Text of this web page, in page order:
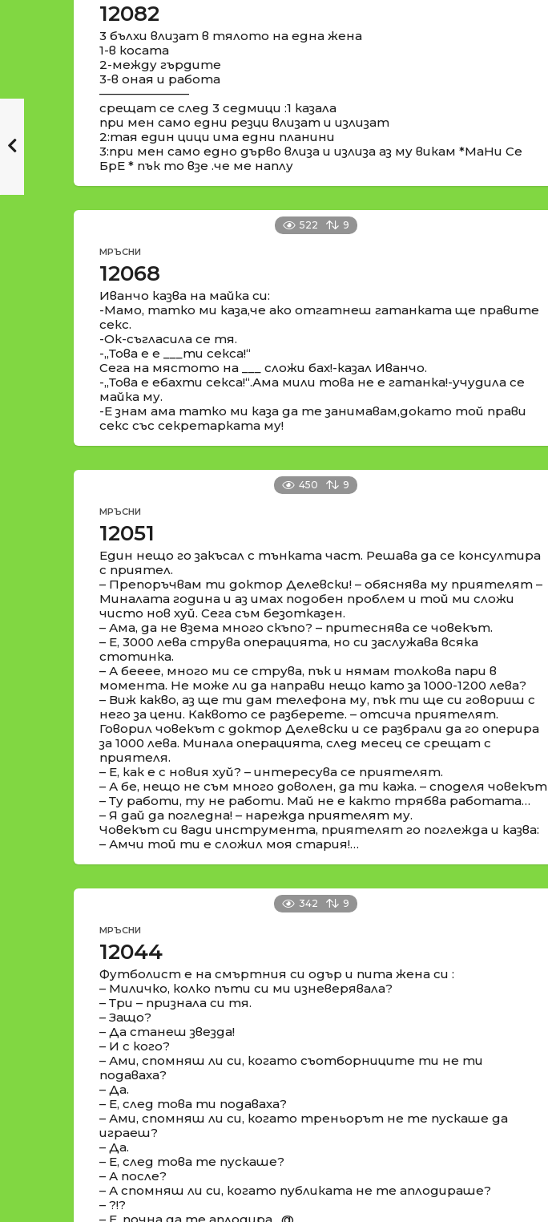
12082
3 бълхи влизат в тялото на една жена
1-в косата
2-между гърдите
3-в оная и работа
––––––––––––––
срещат се след 3 седмици :1 казала
при мен само едни резци влизат и излизат
2:тая един цици има едни планини
3:при мен само едно дърво влиза и излиза аз му викам *МаНи Се
БрЕ * пък то взе .че ме наплу
522 9
МРЪСНИ
12068
Иванчо казва на майка си:
-Мамо, татко ми каза,че ако отгатнеш гатанката ще правите
секс.
-Ок-съгласила се тя.
-,,Това е е ___ти секса!“
Сега на мястото на ___ сложи бах!-казал Иванчо.
-,,Това е ебахти секса!“.Ама мили това не е гатанка!-учудила се
майка му.
-Е знам ама татко ми каза да те занимавам,докато той прави
секс със секретарката му!
450 9
МРЪСНИ
12051
Един нещо го закъсал с тънката част. Решава да се консултира
с приятел.
– Препоръчвам ти доктор Делевски! – обяснява му приятелят –
Миналата година и аз имах подобен проблем и той ми сложи
чисто нов хуй. Сега съм безотказен.
– Ама, да не взема много скъпо? – притеснява се човекът.
– Е, 3000 лева струва операцията, но си заслужава всяка
стотинка.
– А бееее, много ми се струва, пък и нямам толкова пари в
момента. Не може ли да направи нещо като за 1000-1200 лева?
– Виж какво, аз ще ти дам телефона му, пък ти ще си говориш с
него за цени. Каквото се разберете. – отсича приятелят.
Говорил човекът с доктор Делевски и се разбрали да го оперира
за 1000 лева. Минала операцията, след месец се срещат с
приятеля.
– Е, как е с новия хуй? – интересува се приятелят.
– А бе, нещо не съм много доволен, да ти кажа. – споделя човекът
– Ту работи, ту не работи. Май не е както трябва работата…
– Я дай да погледна! – нарежда приятелят му.
Човекът си вади инструмента, приятелят го поглежда и казва:
– Амчи той ти е сложил моя стария!…
342 9
МРЪСНИ
12044
Футболист е на смъртния си одър и пита жена си :
– Миличко, колко пъти си ми изневерявала?
– Три – признала си тя.
– Защо?
– Да станеш звезда!
– И с кого?
– Ами, спомняш ли си, когато съотборниците ти не ти
подаваха?
– Да.
– Е, след това ти подаваха?
– Ами, спомняш ли си, когато треньорът не те пускаше да
играеш?
– Да.
– Е, след това те пускаше?
– А после?
– А спомняш ли си, когато публиката не те аплодираше?
– ?!?